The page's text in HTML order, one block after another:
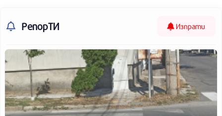
РепорТИ Изпрати